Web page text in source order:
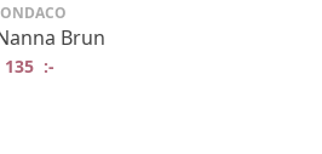
Brun
135 :-